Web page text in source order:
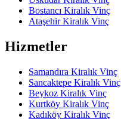
Bostancı Kiralık Vinç
Ataşehir Kiralık Vinç
Hizmetler
Samandıra Kiralık Vinç
Sancaktepe Kiralık Vinç
Beykoz Kiralık Vinç
Kurtköy Kiralık Vinç
Kadıköy Kiralık Vinç